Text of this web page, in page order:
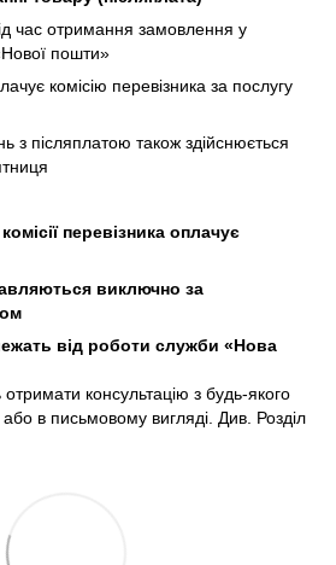
час отримання замовлення у
пошти»
комісію перевізника за послугу
з післяплатою також здійснюється
перевізника оплачує
виключно за
від роботи служби «Нова
отримати консультацію з будь-якого
в письмовому вигляді. Див. Розділ